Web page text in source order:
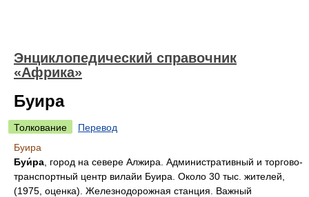
Энциклопедический справочник
«Африка»
Буира
Толкование
Перевод
Буира
Буи́ра , город на севере Алжира. Административный и торгово-
транспортный центр вилайи Буира. Около 30 тыс. жителей,
(1975, оценка). Железнодорожная станция. Важный